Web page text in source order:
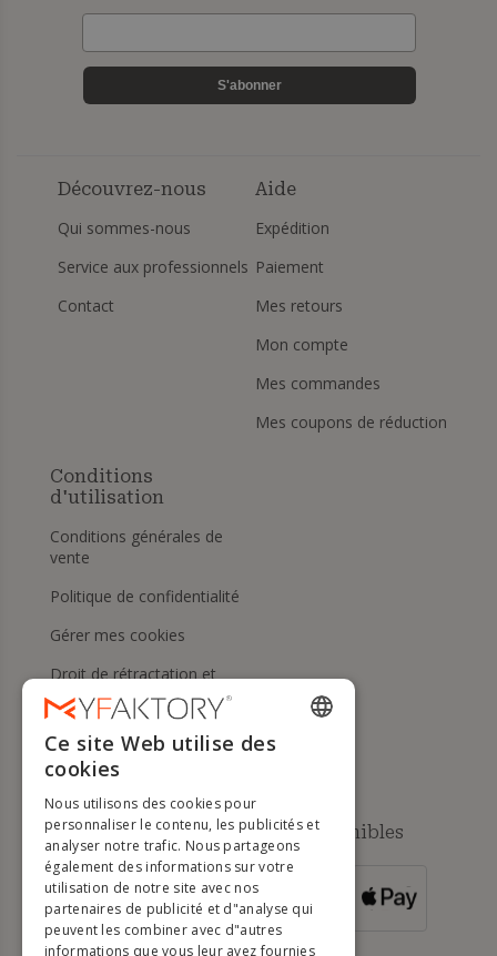
S'abonner
Découvrez-nous
Qui sommes-nous
Service aux professionnels
Contact
Aide
Expédition
Paiement
Mes retours
Mon compte
Mes commandes
Mes coupons de réduction
Conditions
d'utilisation
Conditions générales de
vente
Politique de confidentialité
Gérer mes cookies
Droit de rétractation et
retours
Aide
Méthodes de paiement disponibles
POUR LES
COMMANDES
SUPÉRIEURES À
ENGLISH
DUTCH
GERMAN
PORTUGUESE
Ce site Web utilise des
cookies
Nous utilisons des cookies pour
personnaliser le contenu, les publicités et
analyser notre trafic. Nous partageons
également des informations sur votre
utilisation de notre site avec nos
partenaires de publicité et d"analyse qui
peuvent les combiner avec d"autres
informations que vous leur avez fournies